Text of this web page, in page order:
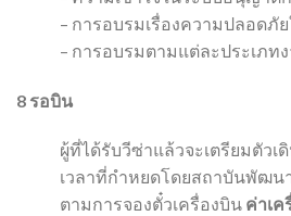
– การอบรมเรื่องความปลอดภั
– การอบรมตามแต่ละประเภท
8 รอบิน
ผู้ที่ได้รับวีซ่าแล้วจะเตรียมตัวเ
เวลาที่กำหยดโดยสถาบันพัฒน
ตามการจองตั๋วเครื่องบิน ค่าเค